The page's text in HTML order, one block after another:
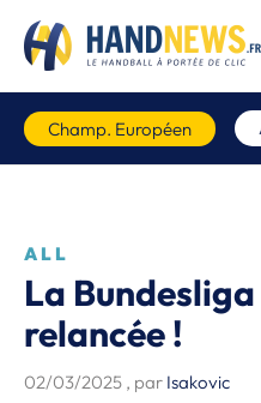
Champ. Européen
ALL
La
relancée !
02/03/2025 , par Isakovic